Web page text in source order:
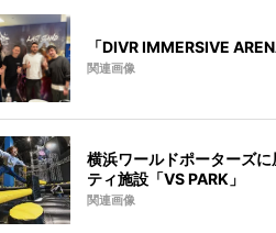
「DIVR IMMERSIVE
関連画像
横浜ワールドポーターズ
ティ施設「VS PARK」
関連画像